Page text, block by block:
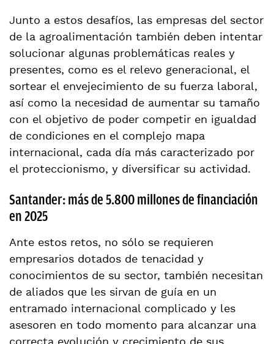
Junto a estos desafíos, las empresas del sector
de la agroalimentación también deben intentar
solucionar algunas problemáticas reales y
presentes, como es el relevo generacional, el
sortear el envejecimiento de su fuerza laboral,
así como la necesidad de aumentar su tamaño
con el objetivo de poder competir en igualdad
de condiciones en el complejo mapa
internacional, cada día más caracterizado por
el proteccionismo, y diversificar su actividad.
Santander: más de 5.800 millones de financiación
en 2025
Ante estos retos, no sólo se requieren
empresarios dotados de tenacidad y
conocimientos de su sector, también necesitan
de aliados que les sirvan de guía en un
entramado internacional complicado y les
asesoren en todo momento para alcanzar una